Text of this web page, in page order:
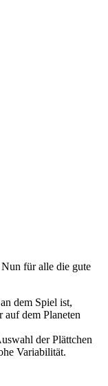
für alle die gute
dem Spiel ist,
dem Planeten
der Plättchen
Variabilität.